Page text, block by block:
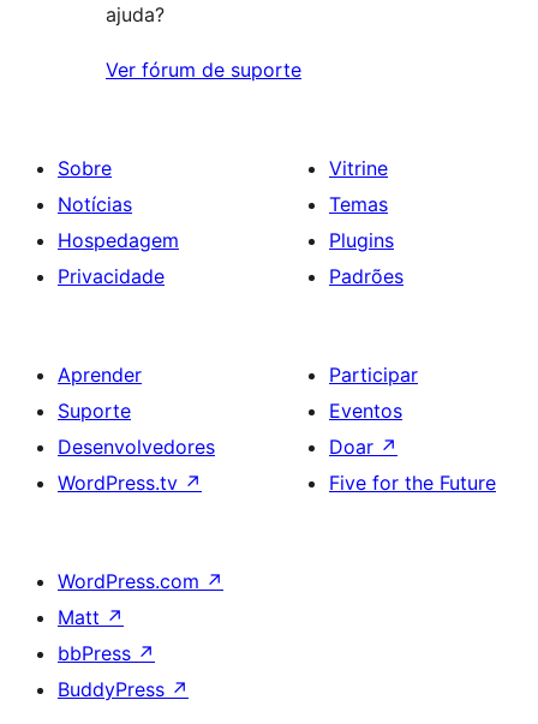
ajuda?
Ver fórum de suporte
Sobre
Notícias
Hospedagem
Privacidade
Vitrine
Temas
Plugins
Padrões
Aprender
Suporte
Desenvolvedores
WordPress.tv ↗
Participar
Eventos
Doar ↗
Five for the Future
WordPress.com ↗
Matt ↗
bbPress ↗
BuddyPress ↗